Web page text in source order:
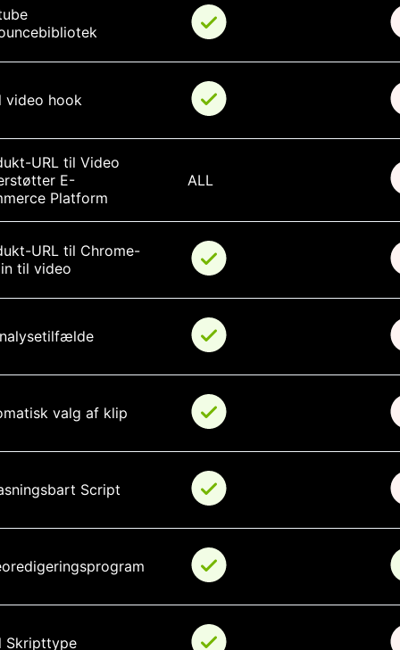
video hook
URL til Video
E-
Platform
ALL
URL til Chrome-
til video
valg af klip
Script
Skripttype